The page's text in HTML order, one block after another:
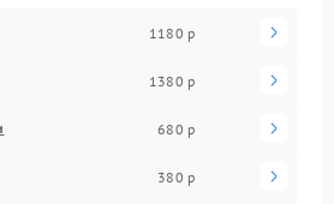
1180 р
1380 р
680 р
380 р